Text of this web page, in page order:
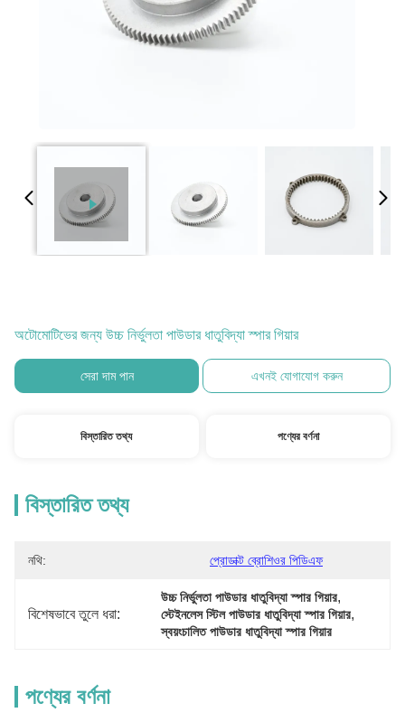
অটোমোটিভের জন্য উচ্চ নির্ভুলতা পাউডার ধাতুবিদ্যা স্পার গিয়ার
সেরা দাম পান এখনই যোগাযোগ করুন
বিস্তারিত তথ্য পণ্যের বর্ণনা
বিস্তারিত তথ্য
নথি: প্রোডাক্ট ব্রোশিওর পিডিএফ
বিশেষভাবে তুলে ধরা:
উচ্চ নির্ভুলতা পাউডার ধাতুবিদ্যা স্পার গিয়ার,
স্টেইনলেস স্টিল পাউডার ধাতুবিদ্যা স্পার গিয়ার,
স্বয়ংচালিত পাউডার ধাতুবিদ্যা স্পার গিয়ার
পণ্যের বর্ণনা